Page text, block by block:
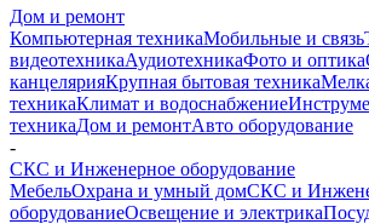
Дом и ремонт
Компьютерная техникаМобильные и связь
видеотехникаАудиотехникаФото и оптика
канцелярияКрупная бытовая техника
техникаКлимат и водоснабжение
техникаДом и ремонтАвто оборудование
-
СКС и Инженерное оборудование
МебельОхрана и умный домСКС и
оборудованиеОсвещение и электрика